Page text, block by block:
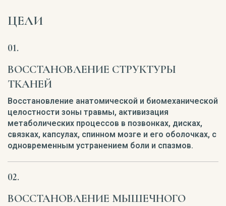
ЦЕЛИ
ВОССТАНОВЛЕНИЕ СТРУКТУРЫ
ТКАНЕЙ
Восстановление анатомической и биомеханической
целостности зоны травмы, активизация
метаболических процессов в позвонках, дисках,
связках, капсулах, спинном мозге и его оболочках, с
одновременным устранением боли и спазмов.
ВОССТАНОВЛЕНИЕ МЫШЕЧНОГО